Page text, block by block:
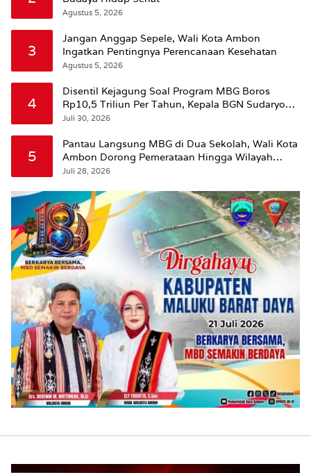
Agustus 5, 2026
3
Jangan Anggap Sepele, Wali Kota Ambon
Ingatkan Pentingnya Perencanaan Kesehatan
Agustus 5, 2026
4
Disentil Kejagung Soal Program MBG Boros
Rp10,5 Triliun Per Tahun, Kepala BGN Sudaryono
Beri Penjelasan
Juli 30, 2026
5
Pantau Langsung MBG di Dua Sekolah, Wali Kota
Ambon Dorong Pemerataan Hingga Wilayah
Leitimur Selatan
Juli 28, 2026